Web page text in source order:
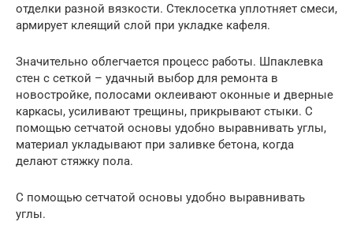
отделки разной вязкости. Стеклосетка уплотняет смеси,
армирует клеящий слой при укладке кафеля.
Значительно облегчается процесс работы. Шпаклевка
стен с сеткой – удачный выбор для ремонта в
новостройке, полосами оклеивают оконные и дверные
каркасы, усиливают трещины, прикрывают стыки. С
помощью сетчатой основы удобно выравнивать углы,
материал укладывают при заливке бетона, когда
делают стяжку пола.
С помощью сетчатой основы удобно выравнивать
углы.